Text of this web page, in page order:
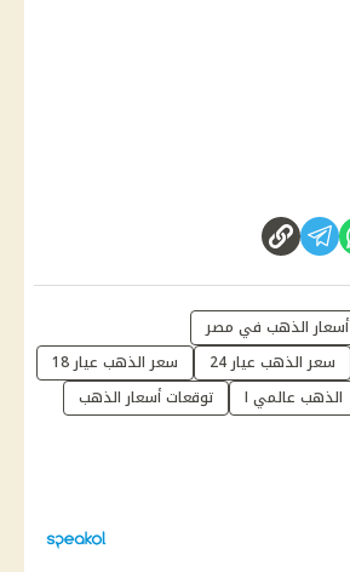
أسعار الذهب في مصر
سعر الذهب عيار 24
سعر الذهب عيار 18
الذهب عالمي ا توقعات أسعار الذهب